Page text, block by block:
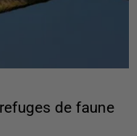
de faune